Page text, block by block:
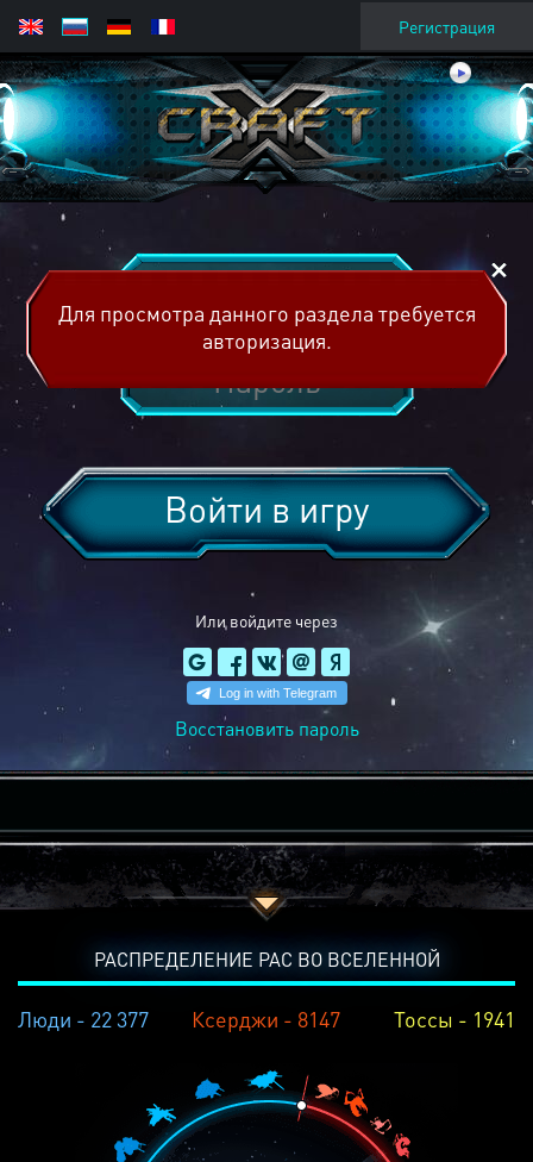
Регистрация
Или войдите через
Войти в игру
Восстановить пароль
Для просмотра данного раздела требуется
авторизация.
РАСПРЕДЕЛЕНИЕ РАС ВО ВСЕЛЕННОЙ
Люди - 22 377 Ксерджи - 8147 Тоссы - 1941